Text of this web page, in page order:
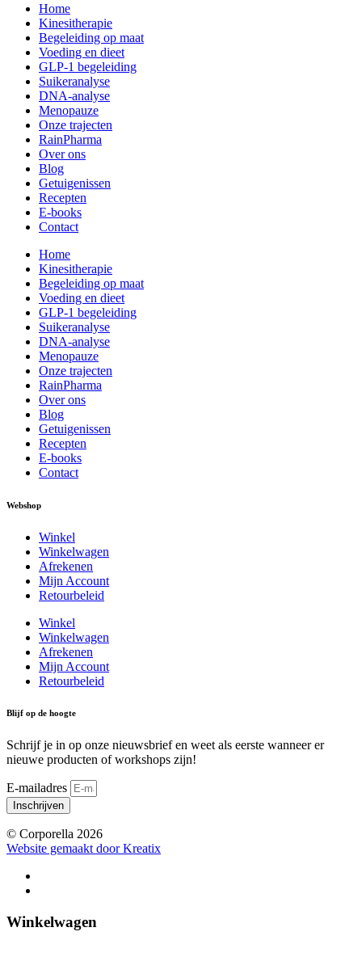
Home
Kinesitherapie
Begeleiding op maat
Voeding en dieet
GLP-1 begeleiding
Suikeranalyse
DNA-analyse
Menopauze
Onze trajecten
RainPharma
Over ons
Blog
Getuigenissen
Recepten
E-books
Contact
Home
Kinesitherapie
Begeleiding op maat
Voeding en dieet
GLP-1 begeleiding
Suikeranalyse
DNA-analyse
Menopauze
Onze trajecten
RainPharma
Over ons
Blog
Getuigenissen
Recepten
E-books
Contact
Webshop
Winkel
Winkelwagen
Afrekenen
Mijn Account
Retourbeleid
Winkel
Winkelwagen
Afrekenen
Mijn Account
Retourbeleid
Blijf op de hoogte
Schrijf je in op onze nieuwsbrief en weet als eerste wanneer er
nieuwe producten of workshops zijn!
E-mailadres
Inschrijven
© Corporella 2026
Website gemaakt door Kreatix
Winkelwagen